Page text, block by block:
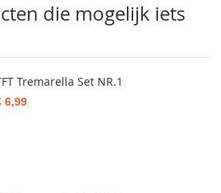
die mogelijk iets
Tremarella Set NR.1
6,99